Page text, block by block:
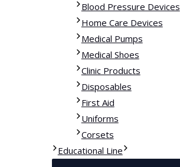
Blood Pressure Devices
Home Care Devices
Medical Pumps
Medical Shoes
Clinic Products
Disposables
First Aid
Uniforms
Corsets
Educational Line